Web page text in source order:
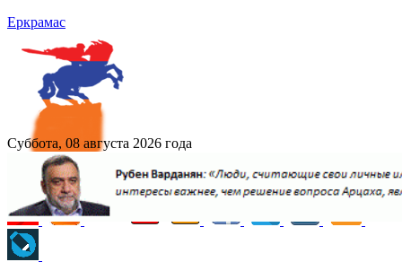
Еркрамас
Суббота, 08 августа 2026 года